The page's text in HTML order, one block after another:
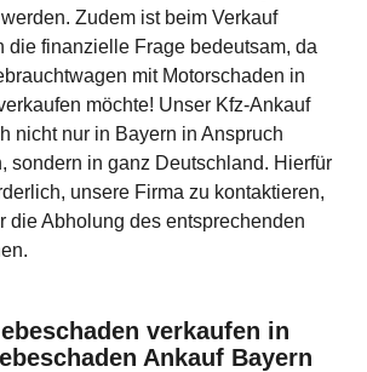
Zudem ist beim Verkauf
die finanzielle Frage bedeutsam, da
mit Motorschaden in
möchte! Unser Kfz-Ankauf
nicht nur in Bayern in Anspruch
sondern in ganz Deutschland. Hierfür
unsere Firma zu kontaktieren,
die Abholung des entsprechenden
verkaufen in
Ankauf Bayern